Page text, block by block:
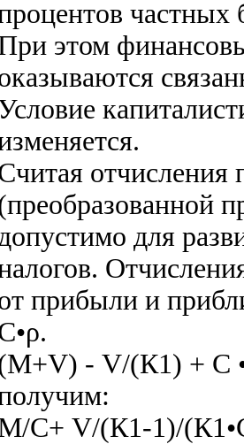
частных
этом
допустимо для
прибыли и
- V/(К1) + С
С+ V/(К1-1)/